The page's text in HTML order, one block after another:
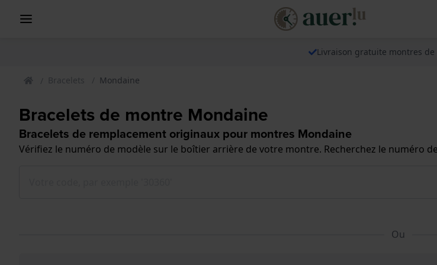
Livraison gratuite montres de
Bracelets Mondaine
Bracelets de montre Mondaine
Bracelets de remplacement originaux pour montres Mondaine
Vérifiez le numéro de modèle sur le boîtier arrière de votre montre. Recherchez le numéro
Ou